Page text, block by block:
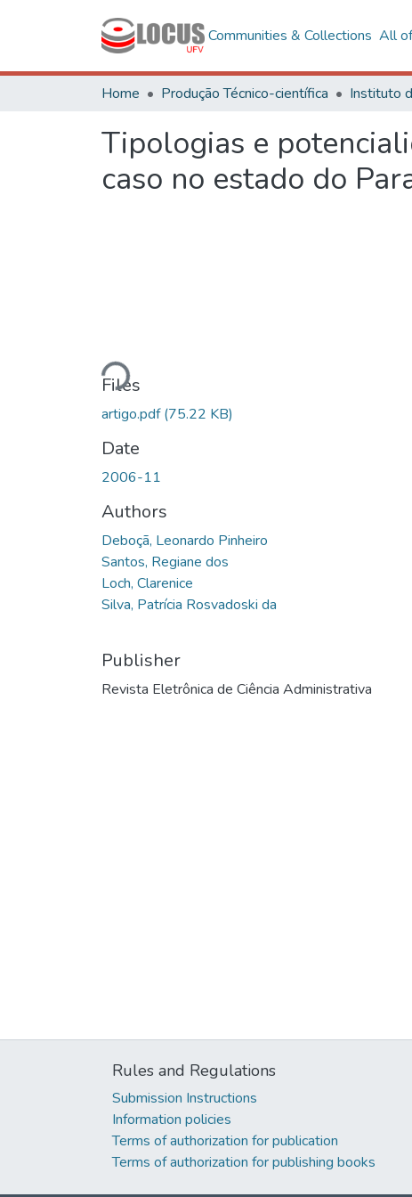
Communities & Collections All
Home Produção Técnico-científica
Tipologias e
caso no estado do
Loading...
Files
artigo.pdf(75.22 KB)
Date
2006-11
Authors
Deboçã, Leonardo Pinheiro
Santos, Regiane dos
Loch, Clarenice
Silva, Patrícia Rosvadoski da
Publisher
Revista Eletrônica de Ciência Administrativa
Rules and Regulations
Submission Instructions
Information policies
Terms of authorization for publication
Terms of authorization for publishing books